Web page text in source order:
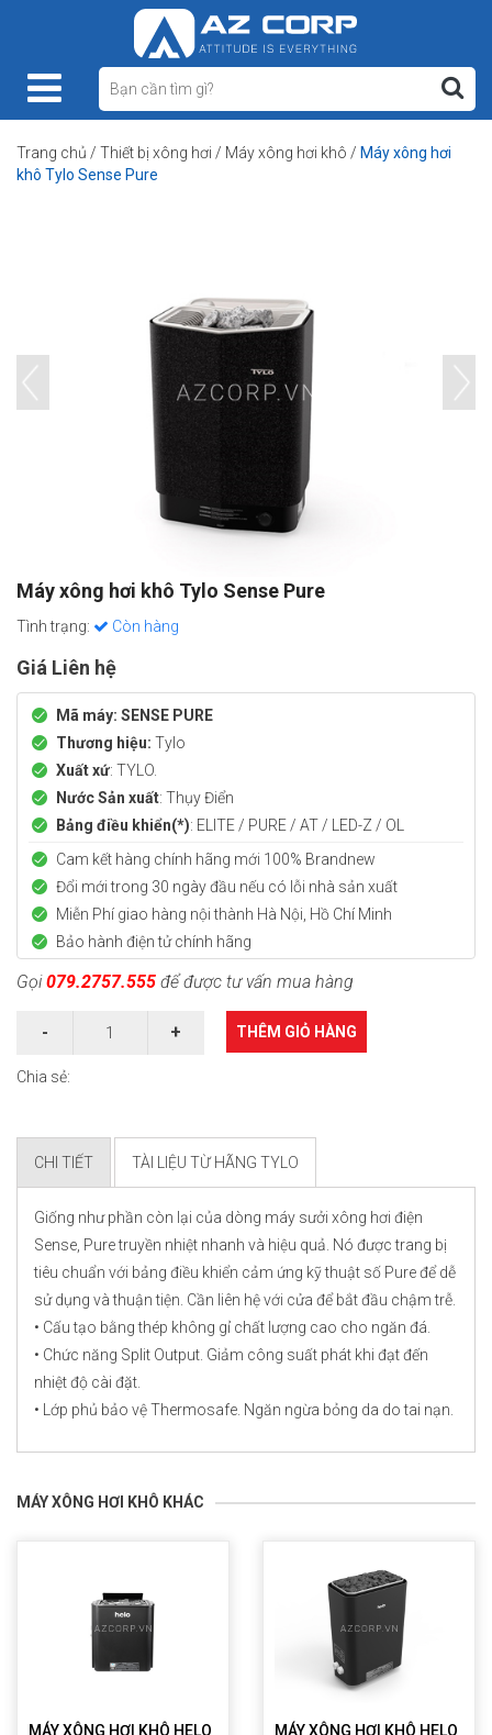
Trang chủ / Thiết bị xông hơi / Máy xông hơi khô / Máy xông hơi
khô Tylo Sense Pure
Máy xông hơi khô Tylo Sense Pure
Tình trạng: Còn hàng
Giá Liên hệ
Mã máy: SENSE PURE
Thương hiệu: Tylo
Xuất xứ: TYLO.
Nước Sản xuất: Thụy Điển
Bảng điều khiển(*): ELITE / PURE / AT / LED-Z / OL
Cam kết hàng chính hãng mới 100% Brandnew
Đổi mới trong 30 ngày đầu nếu có lỗi nhà sản xuất
Miễn Phí giao hàng nội thành Hà Nội, Hồ Chí Minh
Bảo hành điện tử chính hãng
Gọi079.2757.555 để được tư vấn mua hàng
THÊM GIỎ HÀNG
Chia sẻ:
CHI TIẾT TÀI LIỆU TỪ HÃNG TYLO
Giống như phần còn lại của dòng máy sưởi xông hơi điện
Sense, Pure truyền nhiệt nhanh và hiệu quả. Nó được trang bị
tiêu chuẩn với bảng điều khiển cảm ứng kỹ thuật số Pure để dễ
sử dụng và thuận tiện. Cần liên hệ với cửa để bắt đầu chậm trễ.
• Cấu tạo bằng thép không gỉ chất lượng cao cho ngăn đá.
• Chức năng Split Output. Giảm công suất phát khi đạt đến
nhiệt độ cài đặt.
• Lớp phủ bảo vệ Thermosafe. Ngăn ngừa bỏng da do tai nạn.
MÁY XÔNG HƠI KHÔ KHÁC
MÁY XÔNG HƠI KHÔ HELO
MÁY XÔNG HƠI KHÔ HELO